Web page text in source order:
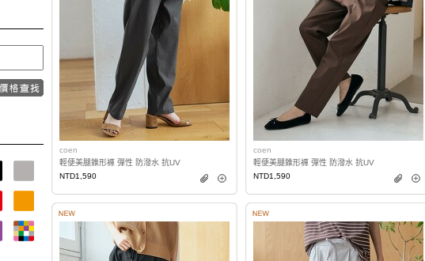
coen
輕便美腿錐形褲 彈性 防潑水 抗UV
NTD1,590
coen
輕便美腿錐形褲 彈性 防潑水 抗UV
NTD1,590